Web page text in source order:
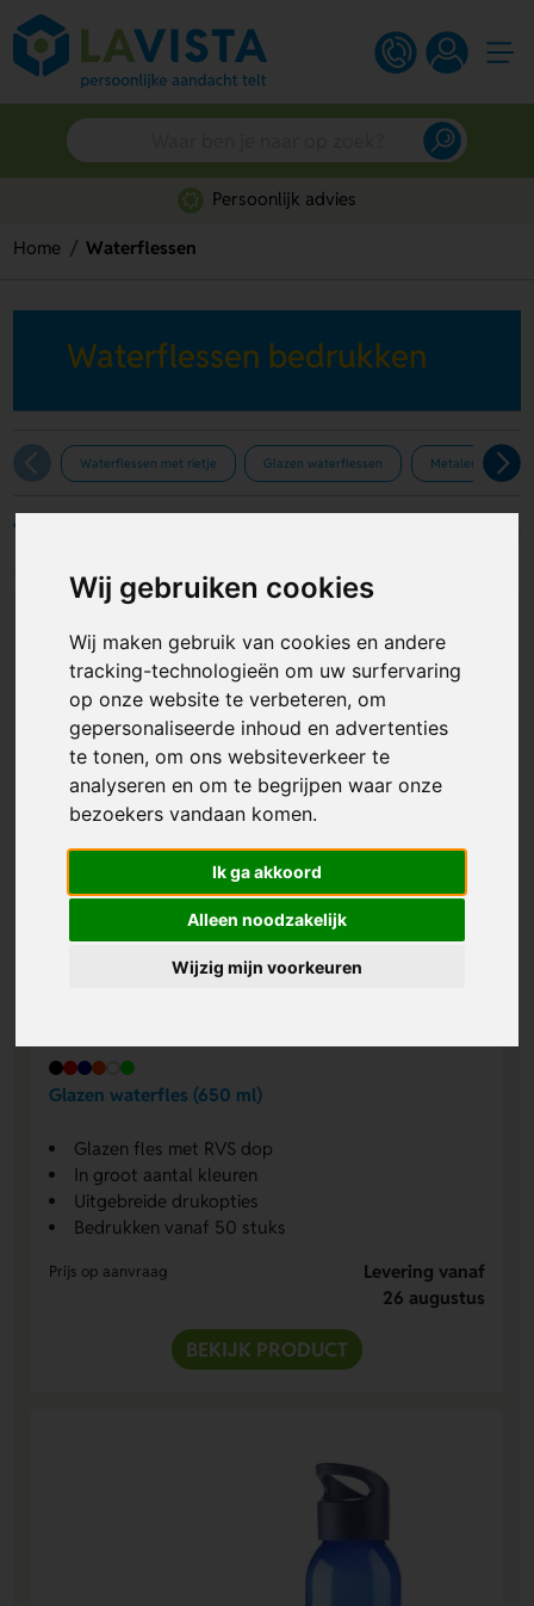
Wij gebruiken cookies
Wij maken gebruik van cookies en andere
tracking-technologieën om uw surfervaring
op onze website te verbeteren, om
gepersonaliseerde inhoud en advertenties
te tonen, om ons websiteverkeer te
analyseren en om te begrijpen waar onze
bezoekers vandaan komen.
Ik ga akkoord
Alleen noodzakelijk
Wijzig mijn voorkeuren
Persoonlijk advies
Home Waterflessen
Waterflessen bedrukken
Waterflessen met rietje Glazen waterflessen Metalen
Glazen waterfles (650 ml)
Glazen fles met RVS dop
In groot aantal kleuren
Uitgebreide drukopties
Bedrukken vanaf 50 stuks
Prijs op aanvraag
Levering vanaf
26 augustus
BEKIJK PRODUCT